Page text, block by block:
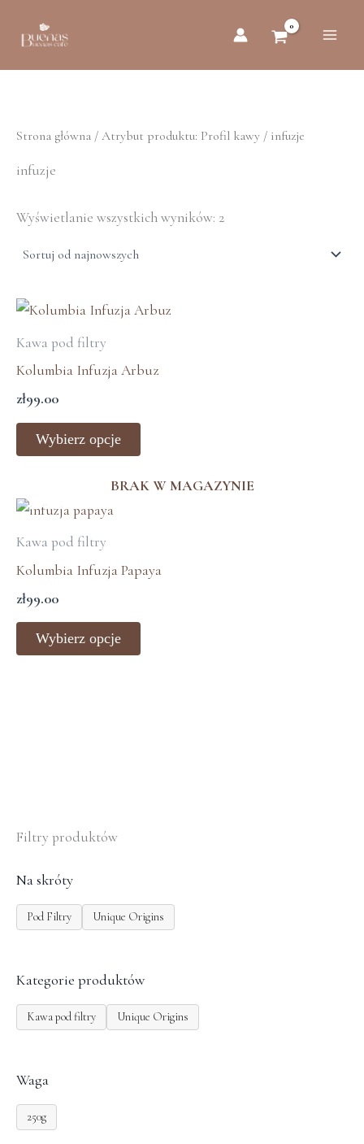
Filtry produktów
Na skróty
Pod Filtry Unique Origins
Kategorie produktów
Kawa pod filtry Unique Origins
Waga
250g
Strona główna / Atrybut produktu: Profil kawy / infuzje
infuzje
Wyświetlanie wszystkich wyników: 2
najnowszych
Kawa pod filtry
Kolumbia Infuzja Arbuz
zł99.00
Wybierz opcje
Ten
wiele
Opcje
można
BRAK W MAGAZYNIE
Kawa pod filtry
Kolumbia Infuzja Papaya
zł99.00
Wybierz opcje
wiele
Opcje
można